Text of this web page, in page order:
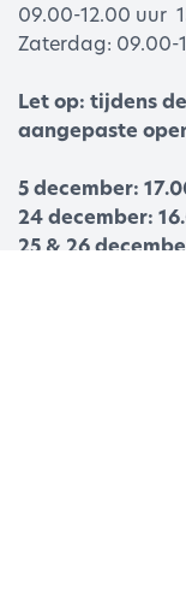
09.00-12.00 uur
Zaterdag: 09.00-
Let op: tijdens
aangepaste
5 december:
24 december:
25 & 26